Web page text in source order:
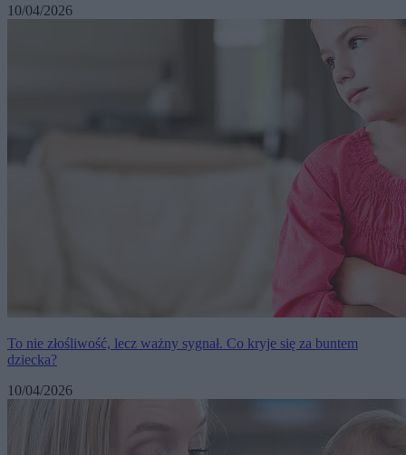
10/04/2026
To nie złośliwość, lecz ważny sygnał. Co kryje się za buntem
dziecka?
10/04/2026